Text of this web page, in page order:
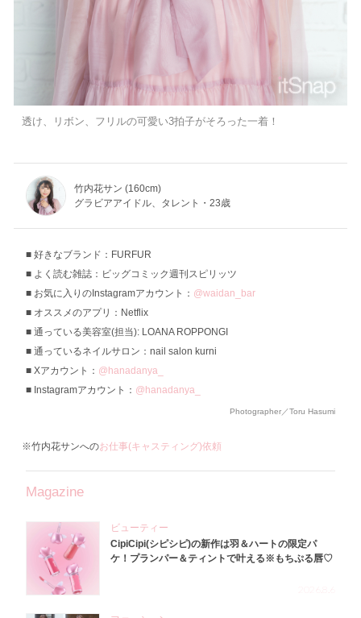
透け、リボン、フリルの可愛い3拍子がそろった一着！
竹内花サン (160cm)
グラビアアイドル、タレント・23歳
好きなブランド：FURFUR
よく読む雑誌：ビッグコミック週刊スピリッツ
お気に入りのInstagramアカウント： @waidan_bar
オススメのアプリ：Netflix
通っている美容室(担当): LOANA ROPPONGI
通っているネイルサロン：nail salon kurni
Xアカウント： @hanadanya_
Instagramアカウント： @hanadanya_
Photographer／Toru Hasumi
※竹内花サンへのお仕事(キャスティング)依頼
Magazine
ビューティー
CipiCipi(シピシピ)の新作は羽＆ハートの限定パ
ケ！プランパー＆ティントで叶える※もちぷる唇♡